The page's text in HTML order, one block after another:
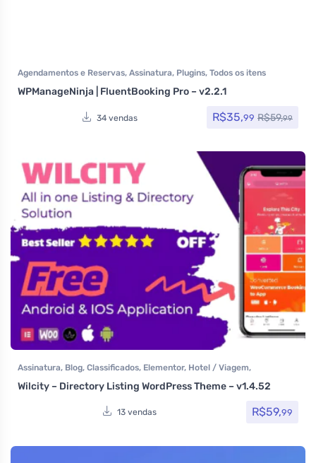
Agendamentos e Reservas, Assinatura, Plugins, Todos os itens
WPManageNinja | FluentBooking Pro – v2.2.1
34 vendas R$35,99 R$59,99
Assinatura, Blog, Classificados, Elementor, Hotel / Viagem,
Imobiliária , Listagens e diretórios Loja Virtual, Reservas e Aluguel
Som e video
Themeforest
Wilcity – Directory Listing WordPress Theme – v1.4.52
13 vendas R$59,99